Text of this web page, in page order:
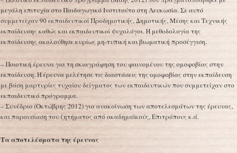
μεγάλη επιτυχία στο Παιδαγωγικό Ινστιτούτο στη Λευκωσία. Σε αυτό
συμμετείχαν 90 εκπαιδευτικοί Προδημοτικής, Δημοτικής, Μέσης και Τεχνικής
εκπαίδευσης καθώς και εκπαιδευτικοί ψυχολόγοι. Η μεθοδολογία της
εκπαίδευσης ακολούθησε κυρίως μη-τυπική και βιωματική προσέγγιση.
– Ποιοτική έρευνα για τη σκιαγράφηση του φαινομένου της ομοφοβίας στην
εκπαίδευση. Η έρευνα μελέτησε τις διαστάσεις της ομοφοβίας στην εκπαίδευση
με βάση μαρτυρίες τυχαίου δείγματος των εκπαιδευτικών που συμμετείχαν στο
εκπαιδευτικό πρόγραμμα.
– Συνέδριο (Οκτώβρης 2012) για ανακοίνωση των αποτελεσμάτων της έρευνας,
και παρουσίαση του ζητήματος από ακαδημαϊκούς, Επιτρόπους κ.ά.
Τα αποτελέσματα της έρευνας